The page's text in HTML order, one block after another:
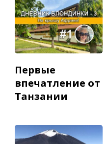
Первые
впечатление от
Танзании